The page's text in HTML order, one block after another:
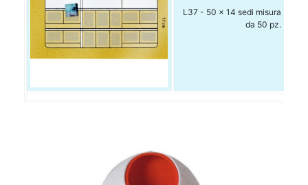
L37 - 50 x 14 sedi misura
da 50 pz.